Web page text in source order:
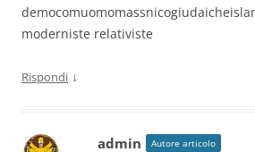
moderniste relativiste
Rispondi ↓
admin Autore articolo